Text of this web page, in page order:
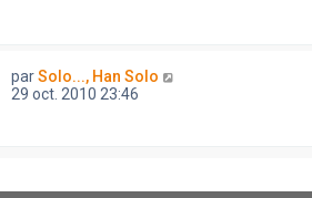
parSolo..., Han Solo
29 oct. 2010 23:46